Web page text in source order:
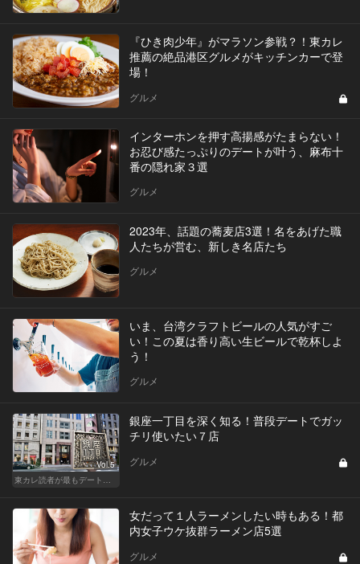
『ひき肉少年』がマラソン参戦？！東カレ
推薦の絶品港区グルメがキッチンカーで登
場！
グルメ
インターホンを押す高揚感がたまらない！
お忍び感たっぷりのデートが叶う、麻布十
番の隠れ家３選
グルメ
2023年、話題の蕎麦店3選！名をあげた職
人たちが営む、新しき名店たち
グルメ
いま、台湾クラフトビールの人気がすご
い！この夏は香り高い生ビールで乾杯しよ
う！
グルメ
Vol.5
東カレ読者が最もデートで使うエリア・銀座でデートに使える名店
銀座一丁目を深く知る！普段デートでガッ
チリ使いたい７店
グルメ
女だって１人ラーメンしたい時もある！都
内女子ウケ抜群ラーメン店5選
グルメ